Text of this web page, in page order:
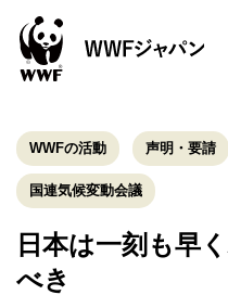
WWFの活動 声明・要請
国連気候変動会議
日本は一刻も早
べき